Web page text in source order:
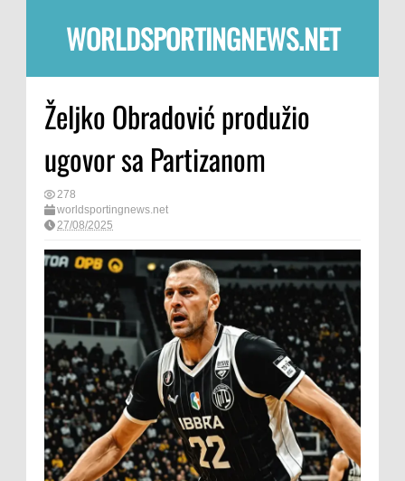
WORLDSPORTINGNEWS.NET
Željko Obradović produžio
ugovor sa Partizanom
278
worldsportingnews.net
27/08/2025